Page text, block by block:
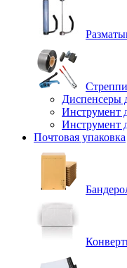
Диспенсеры
Инструмент
Инструмент
Почтовая упаковка